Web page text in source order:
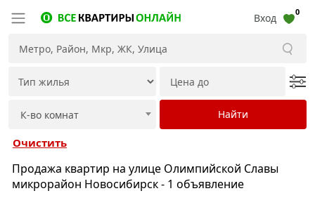
Вход 0
Очистить
Продажа квартир на улице Олимпийской Славы
микрорайон Новосибирск - 1 объявление